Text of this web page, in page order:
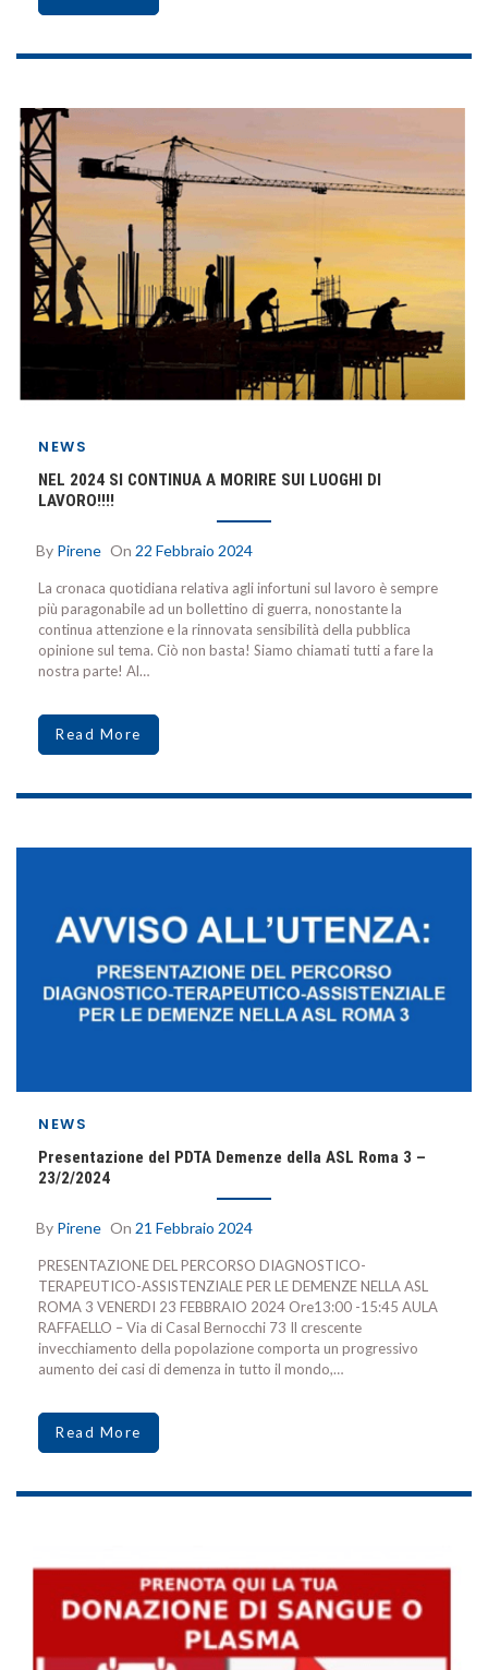
NEWS
NEL 2024 SI CONTINUA A MORIRE SUI LUOGHI DI
LAVORO!!!!
By Pirene On 22 Febbraio 2024
La cronaca quotidiana relativa agli infortuni sul lavoro è sempre
più paragonabile ad un bollettino di guerra, nonostante la
continua attenzione e la rinnovata sensibilità della pubblica
opinione sul tema. Ciò non basta! Siamo chiamati tutti a fare la
nostra parte! Al…
Read More
NEWS
Presentazione del PDTA Demenze della ASL Roma 3 –
23/2/2024
By Pirene On 21 Febbraio 2024
PRESENTAZIONE DEL PERCORSO DIAGNOSTICO-
TERAPEUTICO-ASSISTENZIALE PER LE DEMENZE NELLA ASL
ROMA 3 VENERDI 23 FEBBRAIO 2024 Ore13:00 -15:45 AULA
RAFFAELLO – Via di Casal Bernocchi 73 Il crescente
invecchiamento della popolazione comporta un progressivo
aumento dei casi di demenza in tutto il mondo,…
Read More